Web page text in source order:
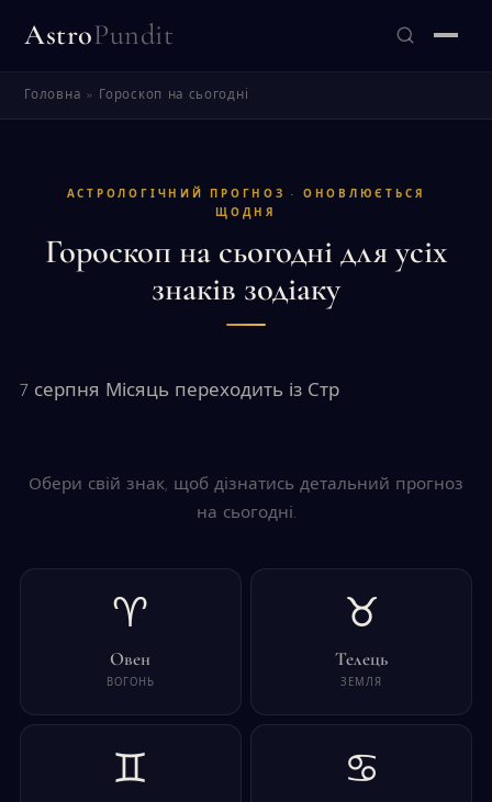
AstroPundit
Головна » Гороскоп на сьогодні
АСТРОЛОГІЧНИЙ ПРОГНОЗ · ОНОВЛЮЄТЬСЯ
ЩОДНЯ
Гороскоп на сьогодні для усіх
знаків зодіаку
7 серпня Місяць переходить із Стр
Обери свій знак, щоб дізнатись детальний прогноз
на сьогодні.
♈
Овен
ВОГОНЬ
♉
Телець
ЗЕМЛЯ
♊ ♋